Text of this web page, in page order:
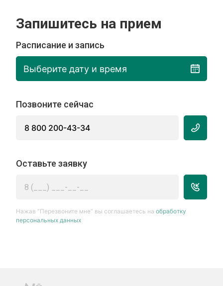
Запишитесь на прием
Расписание и запись
Выберите дату и время
Позвоните сейчас
8 800 200-43-34
Оставьте заявку
Нажав “Перезвоните мне” вы соглашаетесь наобработку
персональных данных